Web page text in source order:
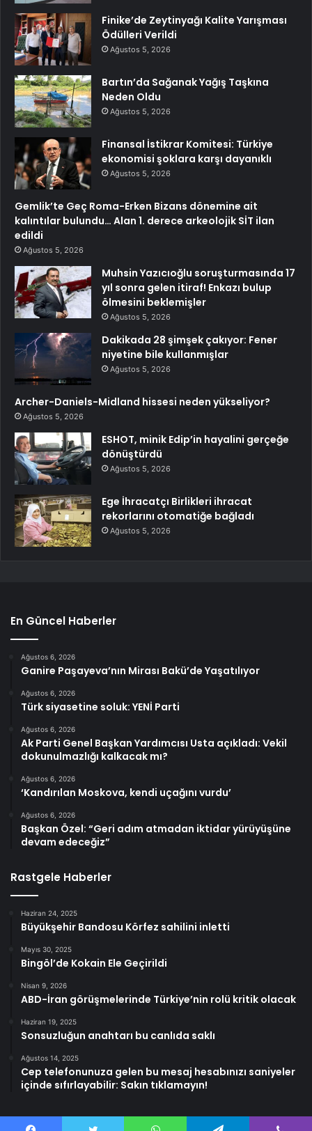
Finike’de Zeytinyağı Kalite Yarışması
Ödülleri Verildi
Ağustos 5, 2026
Bartın’da Sağanak Yağış Taşkına
Neden Oldu
Ağustos 5, 2026
Finansal İstikrar Komitesi: Türkiye
ekonomisi şoklara karşı dayanıklı
Ağustos 5, 2026
Gemlik’te Geç Roma-Erken Bizans dönemine ait
kalıntılar bulundu… Alan 1. derece arkeolojik SİT ilan
edildi
Ağustos 5, 2026
Muhsin Yazıcıoğlu soruşturmasında 17
yıl sonra gelen itiraf! Enkazı bulup
ölmesini beklemişler
Ağustos 5, 2026
Dakikada 28 şimşek çakıyor: Fener
niyetine bile kullanmışlar
Ağustos 5, 2026
Archer-Daniels-Midland hissesi neden yükseliyor?
Ağustos 5, 2026
ESHOT, minik Edip’in hayalini gerçeğe
dönüştürdü
Ağustos 5, 2026
Ege İhracatçı Birlikleri ihracat
rekorlarını otomatiğe bağladı
Ağustos 5, 2026
En Güncel Haberler
Ağustos 6, 2026
Ganire Paşayeva’nın Mirası Bakü’de Yaşatılıyor
Ağustos 6, 2026
Türk siyasetine soluk: YENİ Parti
Ağustos 6, 2026
Ak Parti Genel Başkan Yardımcısı Usta açıkladı: Vekil
dokunulmazlığı kalkacak mı?
Ağustos 6, 2026
‘Kandırılan Moskova, kendi uçağını vurdu’
Ağustos 6, 2026
Başkan Özel: “Geri adım atmadan iktidar yürüyüşüne
devam edeceğiz”
Rastgele Haberler
Haziran 24, 2025
Büyükşehir Bandosu Körfez sahilini inletti
Mayıs 30, 2025
Bingöl’de Kokain Ele Geçirildi
Nisan 9, 2026
ABD-İran görüşmelerinde Türkiye’nin rolü kritik olacak
Haziran 19, 2025
Sonsuzluğun anahtarı bu canlıda saklı
Ağustos 14, 2025
Cep telefonunuza gelen bu mesaj hesabınızı saniyeler
içinde sıfırlayabilir: Sakın tıklamayın!